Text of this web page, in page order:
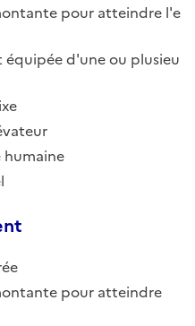
pour atteindre l'e
équipée d'une ou plusieu
humaine
pour atteindre